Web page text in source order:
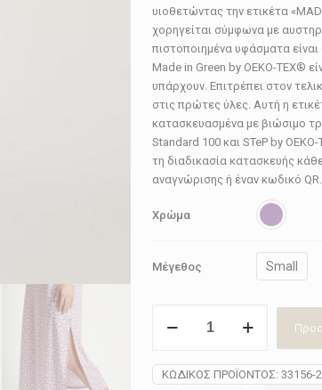
υιοθετώντας την ετικέτα
χορηγείται σύμφωνα με
πιστοποιημένα υφάσματα
Made in Green by OEKO-TEX®
υπάρχουν. Επιτρέπει στον
στις πρώτες ύλες. Αυτή η
κατασκευασμένα με βιώσιμο
Standard 100 και STeP by
τη διαδικασία κατασκευής
αναγνώρισης ή έναν κωδικό QR.
Χρώμα
Μέγεθος Small
γυναικείο
33156-
ΚΩΔΙΚΌΣ ΠΡΟΪΌΝΤΟΣ: 33156-